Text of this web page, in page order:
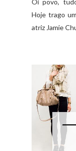
Oi povo,
Hoje trago
atriz Jamie